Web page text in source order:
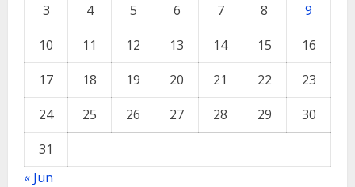
3 4 5 6 7 8
9
10
11 12 13 14 15
16
17
18 19 20 21 22
23
24
25 26 27 28 29
30
31
« Jun